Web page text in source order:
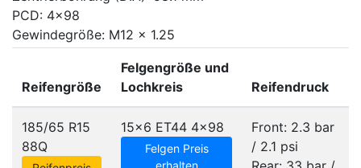
PCD: 4x98
Gewindegröße: M12 x 1.25
Reifengröße
Felgengröße und
Lochkreis
Reifendruck
185/65 R15
88Q
15x6 ET44 4x98
Felgen Preis
erhalten
Front: 2.3 bar
/ 2.1 psi